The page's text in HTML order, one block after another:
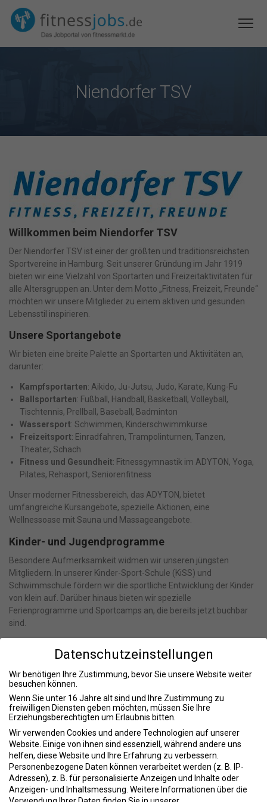
Niendorfer TSV
Willkommen beim Niendorfer TSV
Der Niendorfer TSV ist einer der größten und traditionsreichsten
Sportvereine in Hamburg. Seit unserer Gründung im Jahr 1919
bieten wir eine Vielzahl von Sportarten und Freizeitaktivitäten für
alle Altersgruppen an. Unter dem Motto „Fitness, Freizeit, Freunde“
möchten wir unsere Mitglieder zu einem aktiven und gesunden
Lebensstil inspirieren.
Unsere Sportangebote
Wir bieten eine breite Palette an Sportarten und Aktivitäten an,
darunter:
Kampfsportarten: Aikido, Ju-Jutsu, Judo, Karate, Kung-Fu
Ballsportarten: Fußball, Handball, Basketball, Volleyball,
Tischtennis, Prellball, Baseball, Badminton
Wassersport: Schwimmen, Kinderschwimmkurse
Freizeitsport: Einradfahren, Trampolinturnen, Tanzen,
Theater, Schach
Fitness und Gesundheit: Fitnessgymnastik im ADYTON, Yoga,
Pilates, Rehasport, Seniorenfitness
Unser moderner Fitnessbereich, das ADYTON, bietet
umfangreiche Kursangebote, spezielle Aktionen, eine
Wellnessoase mit Sauna und Massageangebote.
Kinder- und Jugendprogramme
Besondere Aufmerksamkeit widmen wir unseren jüngsten
Mitgliedern. In unserer Kinder-Sport-Schule (KiSS) und
Schwimmschule fördern wir die sportliche Entwicklung der Kinder
von klein auf. Darüber hinaus bieten wir spezielle
Ferienprogramme und Sportcamps an, die bereits jetzt buchbar
sind.
Unsere Werte sind tief in der Gemeinschaft und Zusammenarbeit
verankert. Bei Niendorfer TSV legen wir großen Wert auf ein
unterstützendes und motivierendes Arbeitsumfeld. Wir fördern
kontinuierlich die Weiterentwicklung unserer Mitarbeiter und
ermutigen sie, ihre Fähigkeiten und Talente voll auszuschöpfen.
Stellenangebote
Wir suchen regelmäßig engagierte und qualifizierte Übungsleiter
und Trainer, die unser Team verstärken. Aktuell haben wir offene
Stellen für:
Übungsleitung im Bereich Kinderschwimmen
Datenschutzeinstellungen
Wir benötigen Ihre Zustimmung, bevor Sie unsere Website weiter
besuchen können.
Wenn Sie unter 16 Jahre alt sind und Ihre Zustimmung zu
freiwilligen Diensten geben möchten, müssen Sie Ihre
Erziehungsberechtigten um Erlaubnis bitten.
Wir verwenden Cookies und andere Technologien auf unserer
Website. Einige von ihnen sind essenziell, während andere uns
helfen, diese Website und Ihre Erfahrung zu verbessern.
Personenbezogene Daten können verarbeitet werden (z. B. IP-
Adressen), z. B. für personalisierte Anzeigen und Inhalte oder
Anzeigen- und Inhaltsmessung. Weitere Informationen über die